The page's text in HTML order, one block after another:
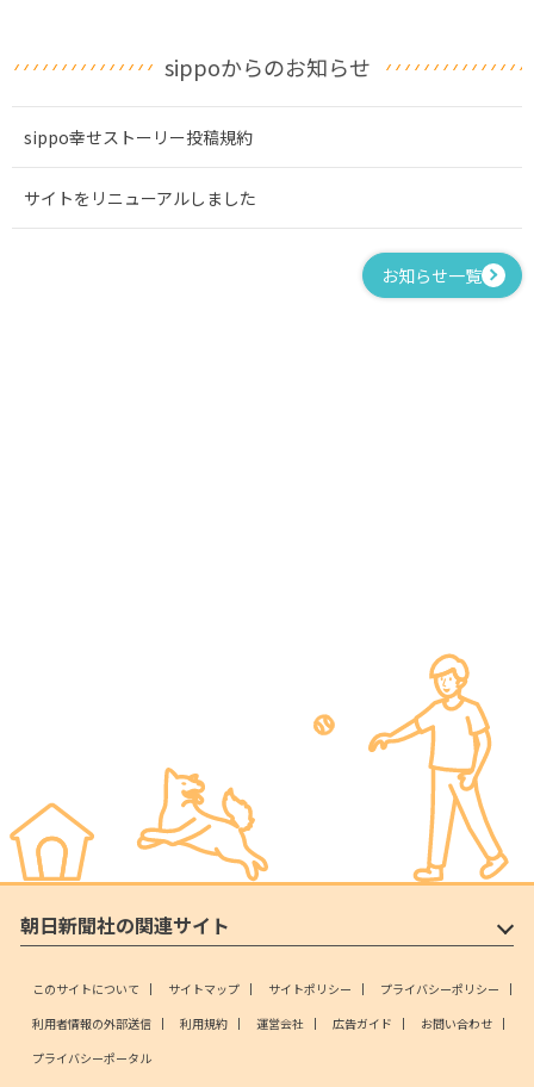
sippoからのお知らせ
sippo幸せストーリー投稿規約
サイトをリニューアルしました
お知らせ一覧
朝日新聞社の関連サイト
このサイトについて サイトマップ サイトポリシー
プライバシーポリシー
利用者情報の外部送信
利用規約 運営会社 広告ガイド
お問い合わせ
プライバシーポータル